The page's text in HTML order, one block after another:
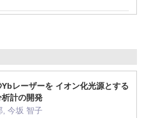
レーザーを イオン化光源とする
計の開発
, 今坂 智子